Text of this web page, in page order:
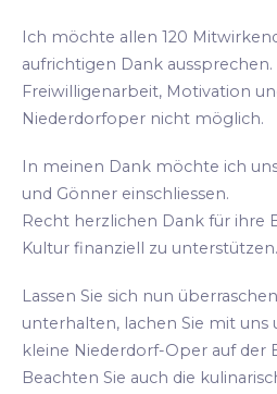
Ich möchte allen 120
aufrichtigen Dank
Freiwilligenarbeit, Motivation
Niederdorfoper nicht möglich.
In meinen Dank möchte ich
und Gönner einschliessen.
Recht herzlichen Dank für ihre
Kultur finanziell zu unterstützen.
Lassen Sie sich nun
unterhalten, lachen Sie mit uns
kleine Niederdorf-Oper auf der
Beachten Sie auch die